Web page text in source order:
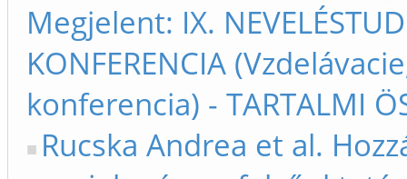
Megjelent: IX.
KONFERENCIA
konferencia) - TARTALMI
Rucska Andrea et al.